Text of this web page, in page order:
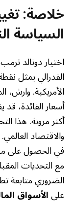
خلاصة:
السياسة
اختيار دونالد
الفدرالي يمثل
الأمريكية. وارش،
أسعار الفائدة،
أكثر مرونة. هذا
والاقتصاد
في الحصول على
مع التحديات
الضروري متابعة
علىالأسواق